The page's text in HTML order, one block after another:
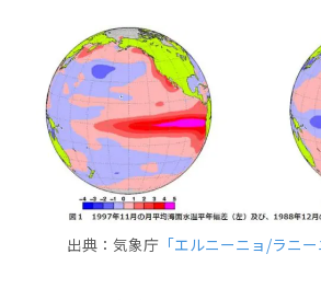
出典：気象庁「エルニーニョ/ラニー